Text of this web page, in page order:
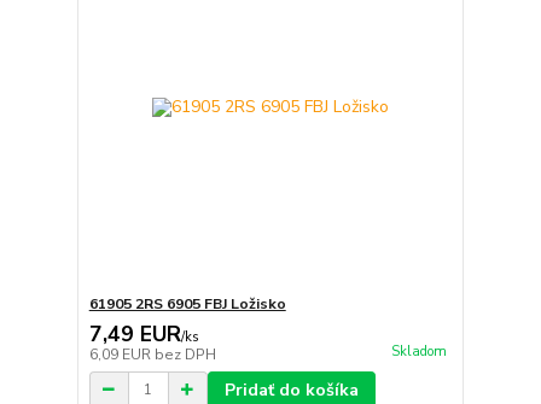
61905 2RS 6905 FBJ Ložisko
7,49 EUR/ks
6,09 EUR bez DPH Skladom
Pridať do košíka